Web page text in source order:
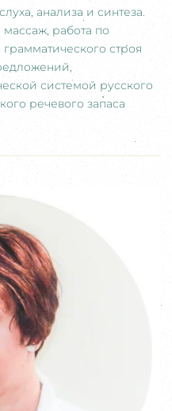
анализа и синтеза.
работа по
строя
системой русского
речевого запаса